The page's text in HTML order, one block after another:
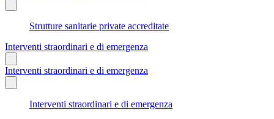
Strutture sanitarie private accreditate
Interventi straordinari e di emergenza
Interventi straordinari e di emergenza
Interventi straordinari e di emergenza